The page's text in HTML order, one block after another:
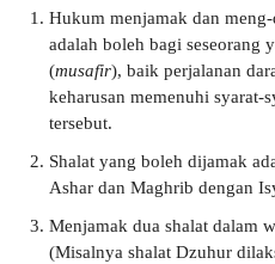
Hukum menjamak dan meng-
adalah boleh bagi seseorang
(musafir), baik perjalanan
keharusan memenuhi syarat-
tersebut.
Shalat yang boleh dijamak
Ashar dan Maghrib dengan
Menjamak dua shalat dalam
(Misalnya shalat Dzuhur